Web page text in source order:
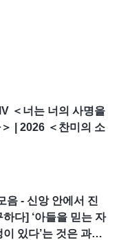
＜너는 너의 사명을
| 2026 ＜찬미의 소
음 - 신앙 안에서 진
하다] ‘아들을 믿는 자
이 있다’는 것은 과연